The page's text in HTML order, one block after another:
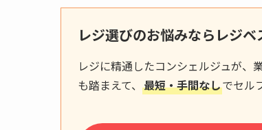
レジ選びのお悩みならレジベ
レジに精通したコンシェルジュが、
も踏まえて、 最短・手間なしでセル